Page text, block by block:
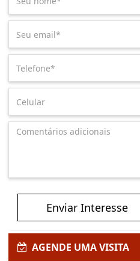
Enviar Interesse
AGENDE UMA VISITA